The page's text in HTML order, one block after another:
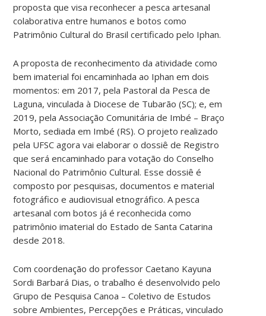
proposta que visa reconhecer a pesca artesanal
colaborativa entre humanos e botos como
Patrimônio Cultural do Brasil certificado pelo Iphan.
A proposta de reconhecimento da atividade como
bem imaterial foi encaminhada ao Iphan em dois
momentos: em 2017, pela Pastoral da Pesca de
Laguna, vinculada à Diocese de Tubarão (SC); e, em
2019, pela Associação Comunitária de Imbé – Braço
Morto, sediada em Imbé (RS). O projeto realizado
pela UFSC agora vai elaborar o dossiê de Registro
que será encaminhado para votação do Conselho
Nacional do Patrimônio Cultural. Esse dossiê é
composto por pesquisas, documentos e material
fotográfico e audiovisual etnográfico. A pesca
artesanal com botos já é reconhecida como
patrimônio imaterial do Estado de Santa Catarina
desde 2018.
Com coordenação do professor Caetano Kayuna
Sordi Barbará Dias, o trabalho é desenvolvido pelo
Grupo de Pesquisa Canoa – Coletivo de Estudos
sobre Ambientes, Percepções e Práticas, vinculado